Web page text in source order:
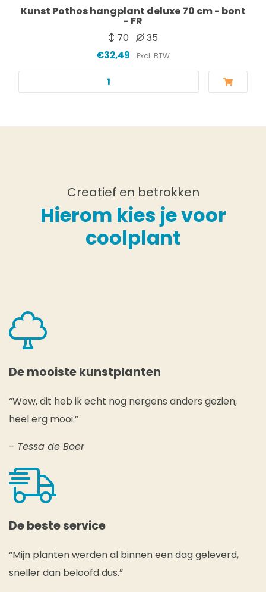
Kunst Pothos hangplant deluxe 70 cm - bont
- FR
70
35
€32,49 Excl. BTW
Creatief en betrokken
Hierom kies je voor
coolplant
De mooiste kunstplanten
“Wow, dit heb ik echt nog nergens anders gezien,
heel erg mooi.”
- Tessa de Boer
De beste service
“Mijn planten werden al binnen een dag geleverd,
sneller dan beloofd dus.”